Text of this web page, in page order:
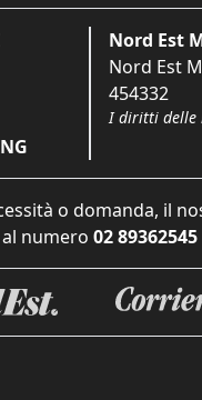
Nord Est
Nord Est
454332
I diritti delle
o domanda, il
numero 02 89362545